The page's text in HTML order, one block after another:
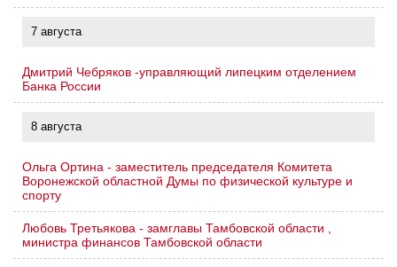
7 августа
Дмитрий Чебряков -управляющий липецким отделением
Банка России
8 августа
Ольга Ортина - заместитель председателя Комитета
Воронежской областной Думы по физической культуре и
спорту
Любовь Третьякова - замглавы Тамбовской области ,
министра финансов Тамбовской области